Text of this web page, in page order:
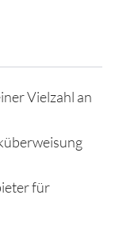
Vielzahl an
für